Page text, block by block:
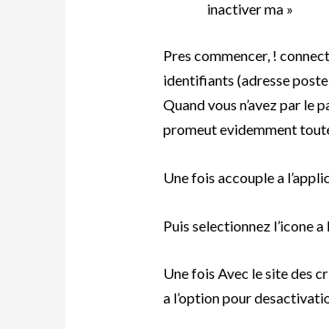
inactiver ma »
Pres commencer, !
identifiants (adresse
Quand vous n’avez par le
promeut evidemment
Une fois accouple a
Puis selectionnez l’icone a
Une fois Avec le site des
a l’option pour